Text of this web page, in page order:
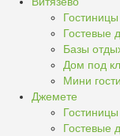
Гостевые
Базы
Дом под
Мини
Джемете
Гостевые